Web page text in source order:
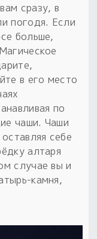
сразу, в
погодя. Если
больше,
в его место
по
чаши. Чаши
себе
алтаря
случае вы и
камня,